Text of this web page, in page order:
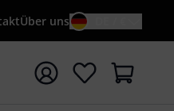
Über uns